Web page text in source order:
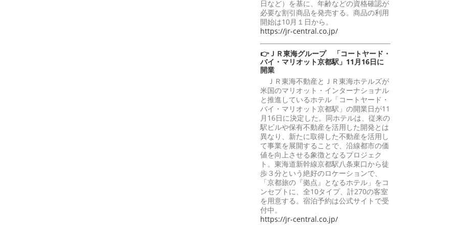
日など）を基に、年齢などの資格確認が
必要な割引商品を発売する。商品の利用
開始は10月１日から。
https://jr-central.co.jp/
👉ＪＲ東海グループ 「コートヤード・
バイ・マリオット京都駅」11月16日に
開業
ＪＲ東海不動産とＪＲ東海ホテルズが
米国のマリオット・インターナショナル
と推進しているホテル「コートヤード・
バイ・マリオット京都駅」の開業日が11
月16日に決定した。同ホテルは、従来の
駅ビルや保有不動産を活用した開発とは
異なり、新たに取得した不動産を活用し
て事業を展開することで、沿線都市の価
値を向上させる象徴となるプロジェク
ト。東海道新幹線京都駅八条東口から徒
歩３分という絶好のロケーションで、
「京都旅の『拠点』となるホテル」をコ
ンセプトに、全10タイプ、計270の客室
を用意する。宿泊予約は公式サイトで受
付中。
https://jr-central.co.jp/